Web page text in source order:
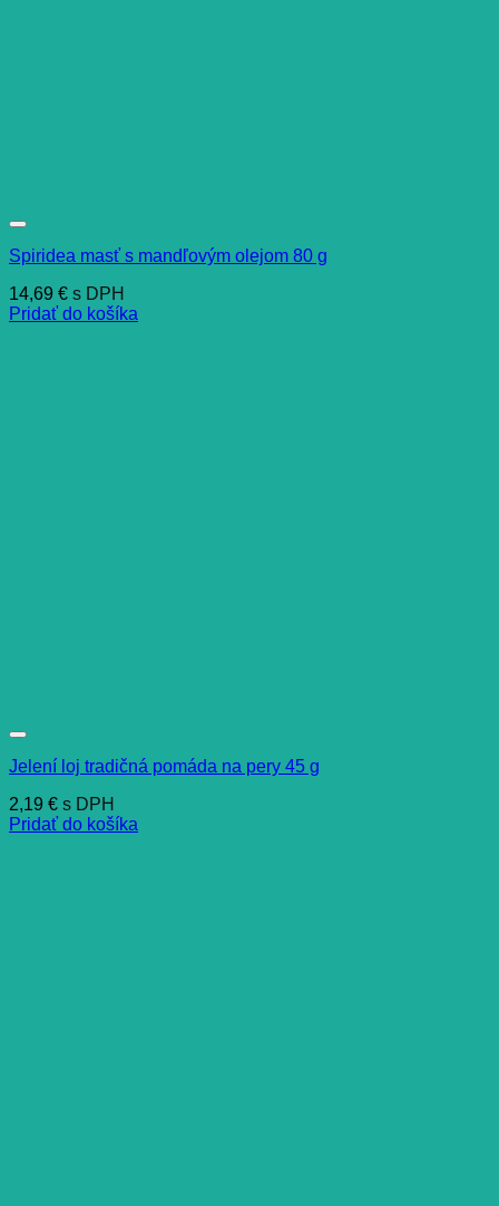
Spiridea masť s mandľovým olejom 80 g
14,69 € s DPH
Pridať do košíka
Jelení loj tradičná pomáda na pery 45 g
2,19 € s DPH
Pridať do košíka